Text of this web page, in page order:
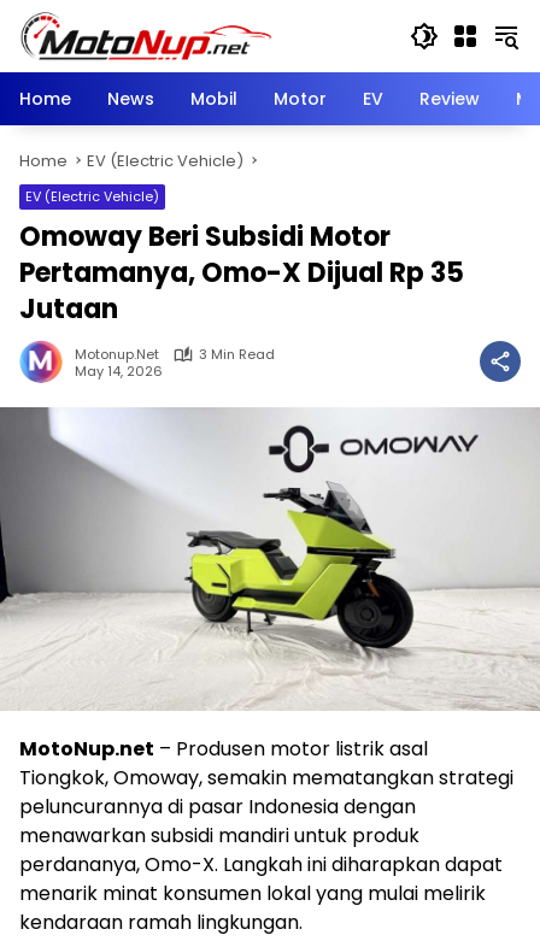
Skip
content
Home
News Mobil Motor EV Review
Home EV (Electric Vehicle)
EV (Electric Vehicle)
Omoway Beri Subsidi Motor
Pertamanya, Omo-X Dijual Rp 35
Jutaan
Motonup.net
3 Min Read
May 14, 2026
MotoNup.net – Produsen motor listrik asal
Tiongkok, Omoway, semakin mematangkan strategi
peluncurannya di pasar Indonesia dengan
menawarkan subsidi mandiri untuk produk
perdananya, Omo-X. Langkah ini diharapkan dapat
menarik minat konsumen lokal yang mulai melirik
kendaraan ramah lingkungan.